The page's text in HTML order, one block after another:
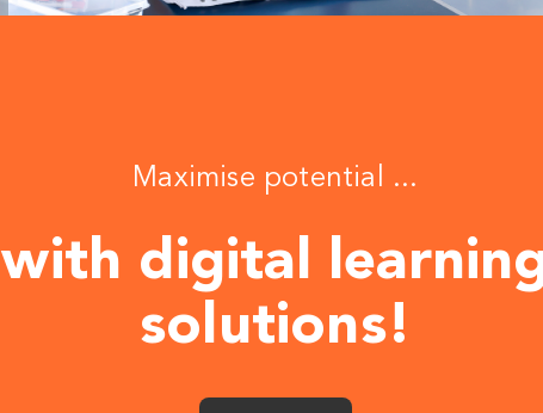
Maximise potential ...
with digital
solutions!